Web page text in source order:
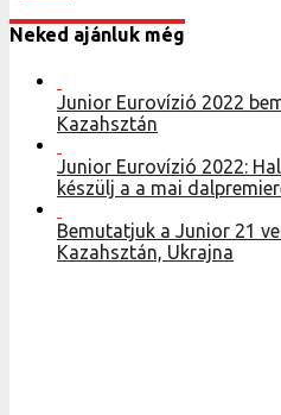
Neked ajánluk még
Junior Eurovízió 2022
Kazahsztán
Junior Eurovízió 2022:
készülj a a mai
Bemutatjuk a Junior 21
Kazahsztán, Ukrajna